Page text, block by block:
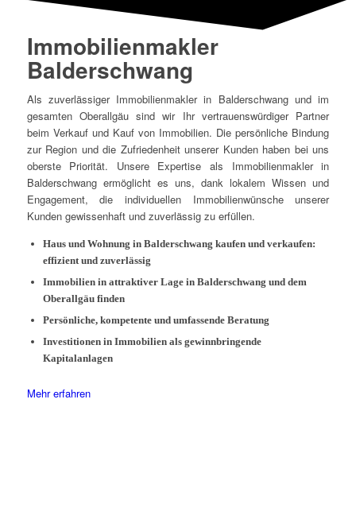
Immobilienmakler
Balderschwang
Als zuverlässiger Immobilienmakler in Balderschwang und im
gesamten Oberallgäu sind wir Ihr vertrauenswürdiger Partner
beim Verkauf und Kauf von Immobilien. Die persönliche Bindung
zur Region und die Zufriedenheit unserer Kunden haben bei uns
oberste Priorität. Unsere Expertise als Immobilienmakler in
Balderschwang ermöglicht es uns, dank lokalem Wissen und
Engagement, die individuellen Immobilienwünsche unserer
Kunden gewissenhaft und zuverlässig zu erfüllen.
Haus und Wohnung in Balderschwang kaufen und verkaufen:
effizient und zuverlässig
Immobilien in attraktiver Lage in Balderschwang und dem
Oberallgäu finden
Persönliche, kompetente und umfassende Beratung
Investitionen in Immobilien als gewinnbringende
Kapitalanlagen
Mehr erfahren